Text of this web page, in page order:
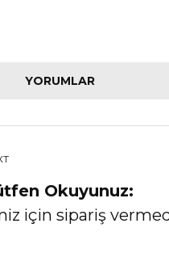
YORUMLAR
Okuyunuz:
sipariş